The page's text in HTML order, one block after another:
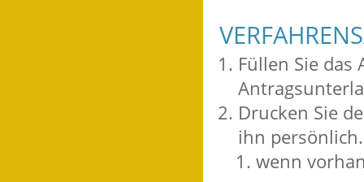
Füllen Sie
Drucken Sie
ihn persönlich.
wenn